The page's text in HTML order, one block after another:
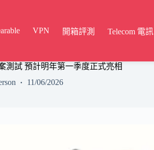
VPN 開箱評測 Telecom 電訊
測試 預計明年第一季度正式亮相
11/06/2026